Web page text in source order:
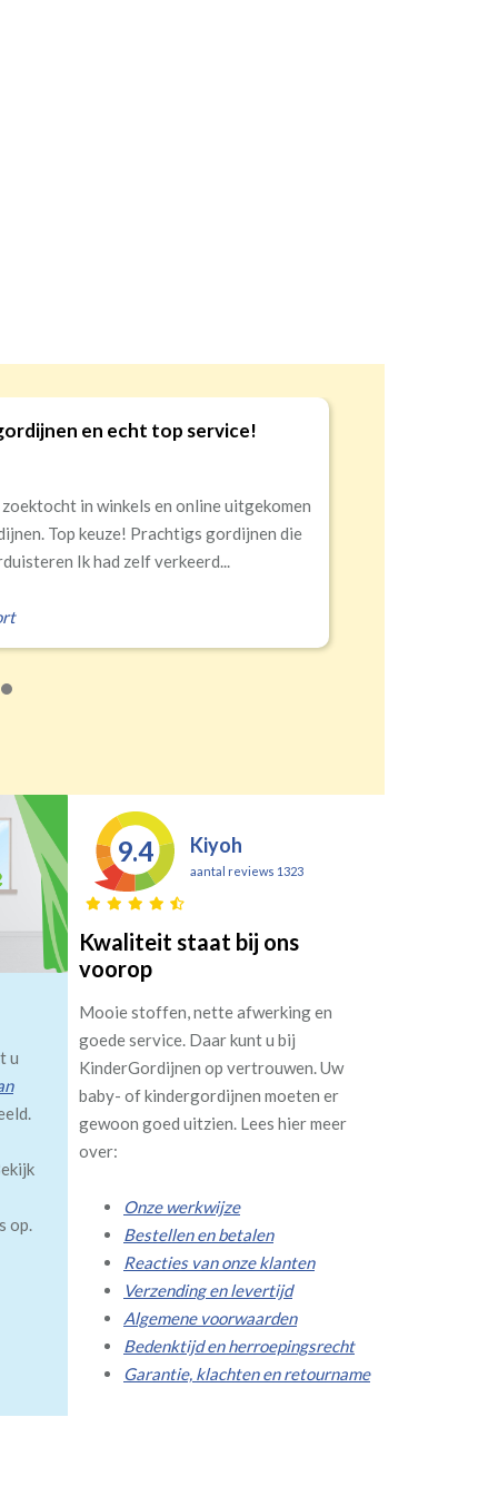
en echt top service!
zoektocht in winkels en online uitgekomen
Top keuze! Prachtigs gordijnen die
Ik had zelf verkeerd...
u
op.
9.4 Kiyoh
aantal reviews 1323
Kwaliteit staat bij ons
voorop
Mooie stoffen, nette afwerking en
goede service. Daar kunt u bij
KinderGordijnen op vertrouwen. Uw
baby- of kindergordijnen moeten er
gewoon goed uitzien. Lees hier meer
over:
Onze werkwijze
Bestellen en betalen
Reacties van onze klanten
Verzending en levertijd
Algemene voorwaarden
Bedenktijd en herroepingsrecht
Garantie, klachten en retourname